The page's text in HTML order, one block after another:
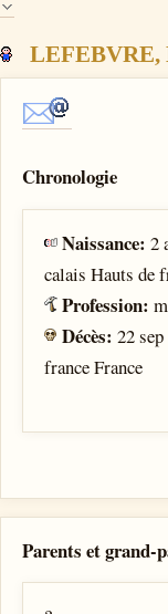
LEFEBVRE,
Chronologie
Naissance:2
calais Hauts de
Profession:
Décès:22
france France
Parents et grand-